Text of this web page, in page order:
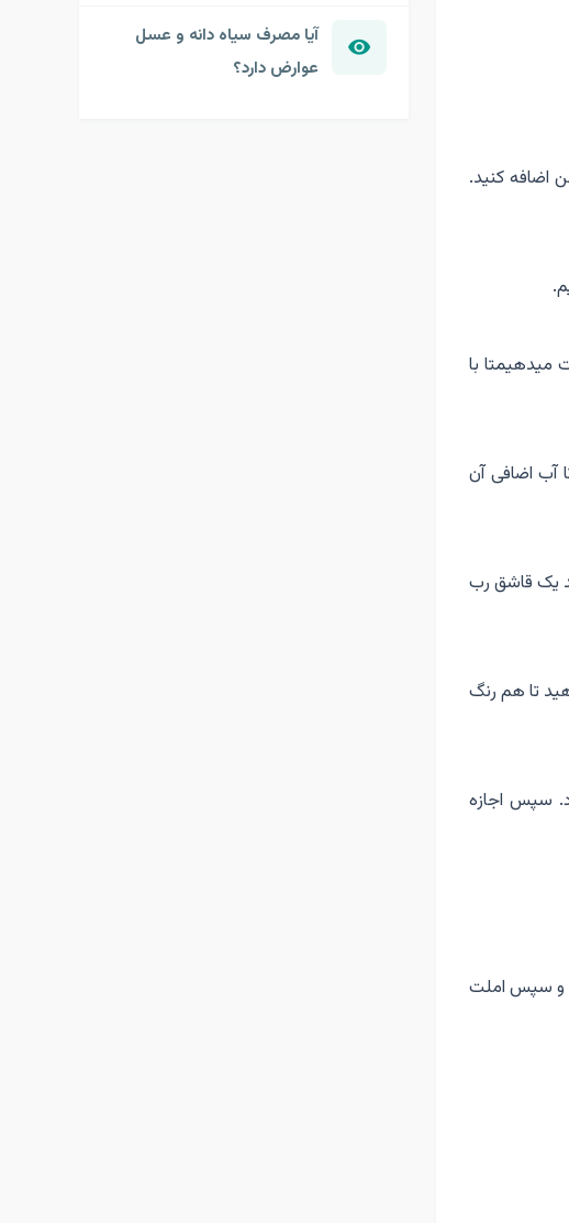
اضافه کنید.
میدهیمتا با
آب اضافی آن
یک قاشق رب
تا هم رنگ
سپس اجازه
و سپس املت
آیا مصرف سیاه دانه و عسل
عوارض دارد؟